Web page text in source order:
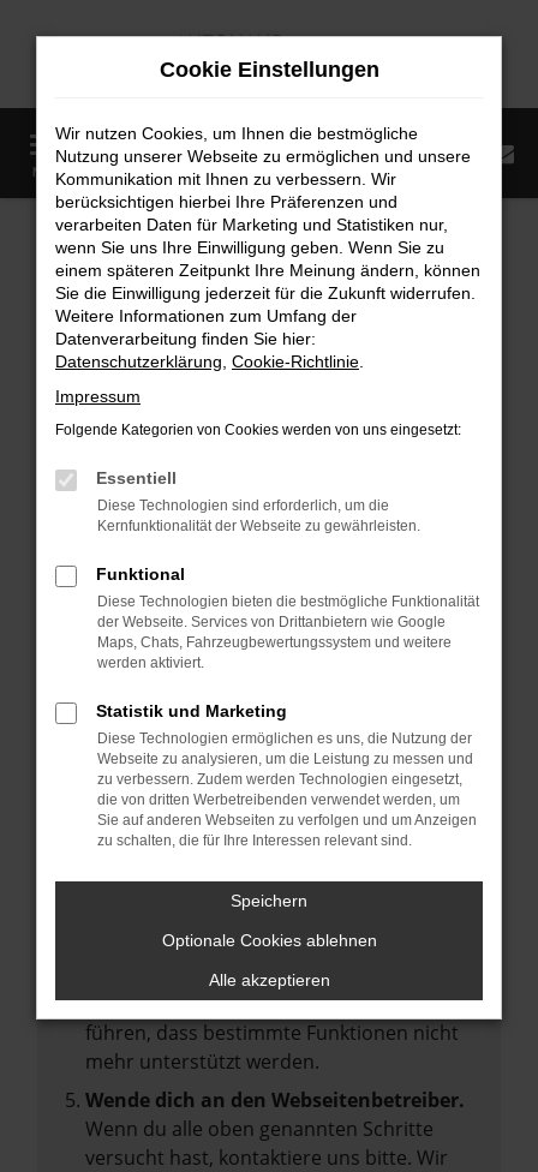
Zum
MENÜ
Startseite Fahrzeugangebote Fahrzeugmarkt
Fahrzeugmarkt
Fehler: Network Error
Beim Laden ist ein Fehler aufgetreten.
Hier sind ein paar Tipps, die dir helfen können:
Überprüfe deine Firewall und deine
Internetverbindung.
deine Suchmaschine?
Prüfe deine Browsererweiterungen.
Manche Erweiterungen, wie Werbeblocker,
können das Laden bestimmter Seiten
anderen Browser oder in einem privaten
Fenster?
Starte dein Gerät neu.
Das kann manchmal helfen,
vorübergehende Probleme zu beheben.
Stelle sicher, dass dein Browser und dein
Betriebssystem auf dem neuesten Stand
Veraltete Software birgt nicht nur ein
Sicherheitsrisiko, sondern kann auch dazu
führen, dass bestimmte Funktionen nicht
mehr unterstützt werden.
Wende dich an den Webseitenbetreiber.
Wenn du alle oben genannten Schritte
versucht hast, kontaktiere uns bitte. Wir
Cookie Einstellungen
Wir nutzen Cookies, um Ihnen die bestmögliche
Nutzung unserer Webseite zu ermöglichen und unsere
Kommunikation mit Ihnen zu verbessern. Wir
berücksichtigen hierbei Ihre Präferenzen und
verarbeiten Daten für Marketing und Statistiken nur,
wenn Sie uns Ihre Einwilligung geben. Wenn Sie zu
einem späteren Zeitpunkt Ihre Meinung ändern, können
Sie die Einwilligung jederzeit für die Zukunft widerrufen.
Weitere Informationen zum Umfang der
Datenverarbeitung finden Sie hier:
Datenschutzerklärung Cookie-Richtlinie
Impressum
Folgende Kategorien von Cookies werden von uns eingesetzt:
Essentiell
Diese Technologien sind erforderlich, um die
Kernfunktionalität der Webseite zu gewährleisten.
Funktional
Diese Technologien bieten die bestmögliche Funktionalität
der Webseite. Services von Drittanbietern wie Google
Maps, Chats, Fahrzeugbewertungssystem und weitere
werden aktiviert.
Statistik und Marketing
Diese Technologien ermöglichen es uns, die Nutzung der
Webseite zu analysieren, um die Leistung zu messen und
zu verbessern. Zudem werden Technologien eingesetzt,
die von dritten Werbetreibenden verwendet werden, um
Sie auf anderen Webseiten zu verfolgen und um Anzeigen
zu schalten, die für Ihre Interessen relevant sind.
Speichern
Optionale Cookies ablehnen
Alle akzeptieren